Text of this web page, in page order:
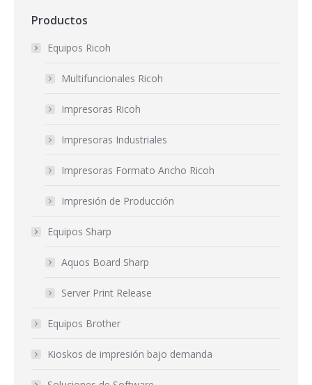
Productos
Equipos Ricoh
Multifuncionales Ricoh
Impresoras Ricoh
Impresoras Industriales
Impresoras Formato Ancho Ricoh
Impresión de Producción
Equipos Sharp
Aquos Board Sharp
Server Print Release
Equipos Brother
Kioskos de impresión bajo demanda